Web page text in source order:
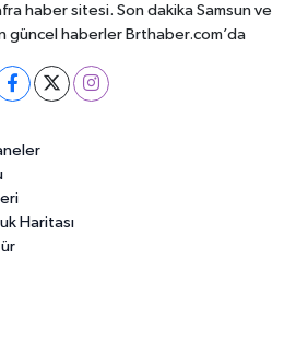
haber sitesi. Son dakika Samsun ve
güncel haberler Brthaber.com’da
Haritası